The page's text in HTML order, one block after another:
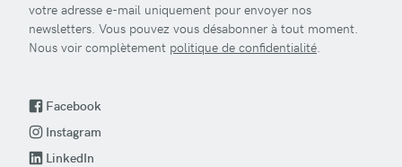
votre adresse e-mail uniquement pour envoyer nos
newsletters. Vous pouvez vous désabonner à tout moment.
Nous voir complètement politique de confidentialité.
Facebook
Instagram
LinkedIn